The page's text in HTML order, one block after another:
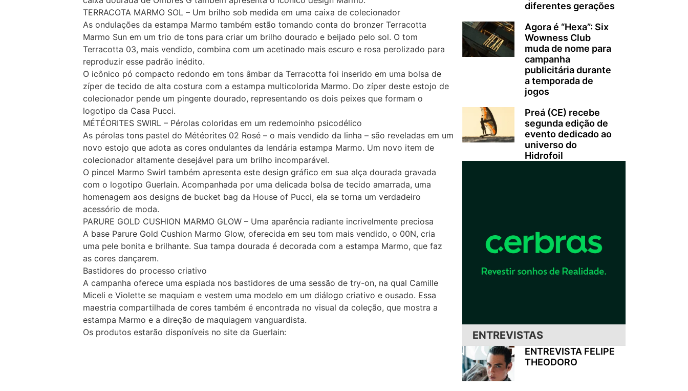
TERRACOTA MARMO SOL – Um brilho sob medida em uma caixa de colecionador
As ondulações da estampa Marmo também estão tomando conta do bronzer Terracotta
Marmo Sun em um trio de tons para criar um brilho dourado e beijado pelo sol. O tom
Terracotta 03, mais vendido, combina com um acetinado mais escuro e rosa perolizado para
reproduzir esse padrão inédito.
O icônico pó compacto redondo em tons âmbar da Terracotta foi inserido em uma bolsa de
zíper de tecido de alta costura com a estampa multicolorida Marmo. Do zíper deste estojo de
colecionador pende um pingente dourado, representando os dois peixes que formam o
logotipo da Casa Pucci.
MÉTÉORITES SWIRL – Pérolas coloridas em um redemoinho psicodélico
As pérolas tons pastel do Météorites 02 Rosé – o mais vendido da linha – são reveladas em um
novo estojo que adota as cores ondulantes da lendária estampa Marmo. Um novo item de
colecionador altamente desejável para um brilho incomparável.
O pincel Marmo Swirl também apresenta este design gráfico em sua alça dourada gravada
com o logotipo Guerlain. Acompanhada por uma delicada bolsa de tecido amarrada, uma
homenagem aos designs de bucket bag da House of Pucci, ela se torna um verdadeiro
acessório de moda.
PARURE GOLD CUSHION MARMO GLOW – Uma aparência radiante incrivelmente preciosa
A base Parure Gold Cushion Marmo Glow, oferecida em seu tom mais vendido, o 00N, cria
uma pele bonita e brilhante. Sua tampa dourada é decorada com a estampa Marmo, que faz
as cores dançarem.
Bastidores do processo criativo
A campanha oferece uma espiada nos bastidores de uma sessão de try-on, na qual Camille
Miceli e Violette se maquiam e vestem uma modelo em um diálogo criativo e ousado. Essa
maestria compartilhada de cores também é encontrada no visual da coleção, que mostra a
estampa Marmo e a direção de maquiagem vanguardista.
Os produtos estarão disponíveis no site da Guerlain:
diferentes gerações
Agora é “Hexa”: Six
Wowness Club
muda de nome para
campanha
publicitária durante
a temporada de
jogos
Preá (CE) recebe
segunda edição de
evento dedicado ao
universo do
Hidrofoil
ENTREVISTAS
ENTREVISTA FELIPE
THEODORO